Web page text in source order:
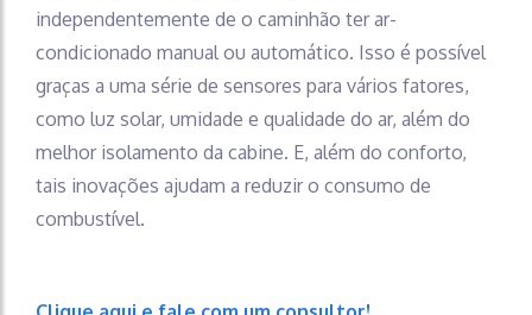
independentemente de o caminhão ter ar-
condicionado manual ou automático. Isso é possível
graças a uma série de sensores para vários fatores,
como luz solar, umidade e qualidade do ar, além do
melhor isolamento da cabine. E, além do conforto,
tais inovações ajudam a reduzir o consumo de
combustível.